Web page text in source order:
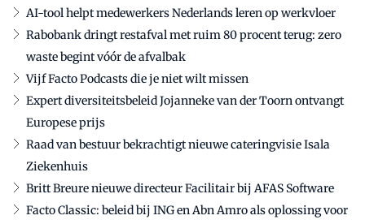
AI-tool helpt medewerkers Nederlands leren op werkvloer
Rabobank dringt restafval met ruim 80 procent terug: zero
waste begint vóór de afvalbak
Vijf Facto Podcasts die je niet wilt missen
Expert diversiteitsbeleid Jojanneke van der Toorn ontvangt
Europese prijs
Raad van bestuur bekrachtigt nieuwe cateringvisie Isala
Ziekenhuis
Britt Breure nieuwe directeur Facilitair bij AFAS Software
Facto Classic: beleid bij ING en Abn Amro als oplossing voor